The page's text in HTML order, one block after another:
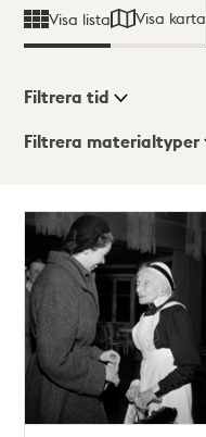
Visa lista Visa karta
Visningsläge
Lista
Karta
Filtrera tid
Filtrera materialtyper
träffar